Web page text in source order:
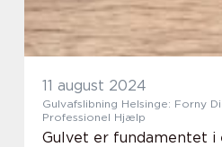
11 august 2024
Gulvafslibning Helsinge: Forny
Professionel Hjælp
Gulvet er fundamentet